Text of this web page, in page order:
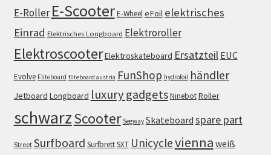
E-Roller E-ScooterE-WheeleFoil elektrisches
Einrad Elektrisches Longboard Elektroroller
ElektroscooterElektroskateboard Ersatzteil EUC
Evolve Fliteboard fliteboard austria FunShop hydrofoil händler
Jetboard Longboard luxury gadgetsNinebotRoller
schwarzScooter Segway Skateboard spare part
Street Surfboard SurfbrettSXT Unicyclevienna weiß